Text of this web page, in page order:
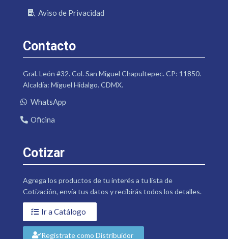
Aviso de Privacidad
Contacto
Gral. León #32. Col. San Miguel Chapultepec. CP: 11850.
Alcaldía: Miguel Hidalgo. CDMX.
WhatsApp
Oficina
Cotizar
Agrega los productos de tu interés a tu lista de
Cotización, envía tus datos y recibirás todos los detalles.
Ir a Catálogo
Regístrate como Distribuidor